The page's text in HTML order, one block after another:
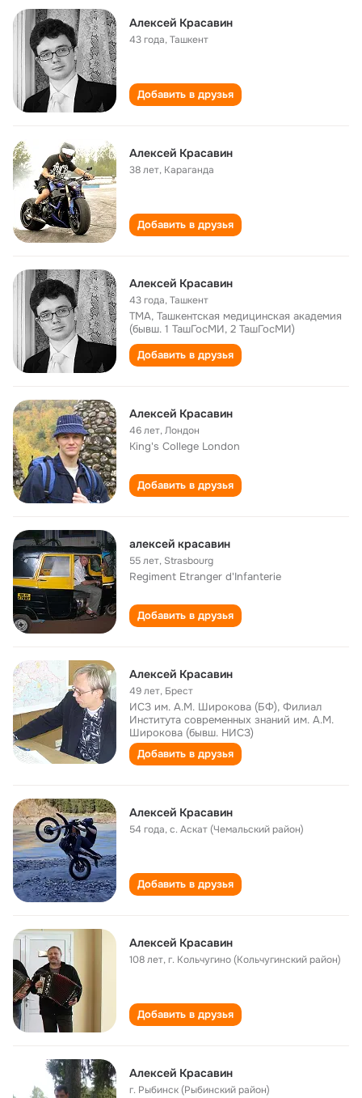
Алексей Красавин
43 года,Ташкент
Добавить в друзья
Алексей Красавин
38 лет, Караганда
Добавить в друзья
Алексей Красавин
43 года,Ташкент
ТМА, Ташкентская медицинская академия
(бывш. 1 ТашГосМИ, 2 ТашГосМИ)
Добавить в друзья
Алексей Красавин
46 лет,Лондон
King's College London
Добавить в друзья
алексей красавин
55 лет, Strasbourg
Regiment Etranger d'Infanterie
Добавить в друзья
Алексей Красавин
49 лет, Брест
ИСЗ им. А.М. Широкова (БФ), Филиал
Института современных знаний им. А.М.
Широкова (бывш. НИСЗ)
Добавить в друзья
Алексей Красавин
54 года,с. Аскат (Чемальский район)
Добавить в друзья
Алексей Красавин
108 лет,г. Кольчугино (Кольчугинский район)
Добавить в друзья
Алексей Красавин
г. Рыбинск (Рыбинский район)